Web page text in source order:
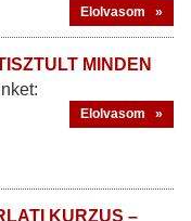
Elolvasom »
MINDEN
Elolvasom »
KURZUS –